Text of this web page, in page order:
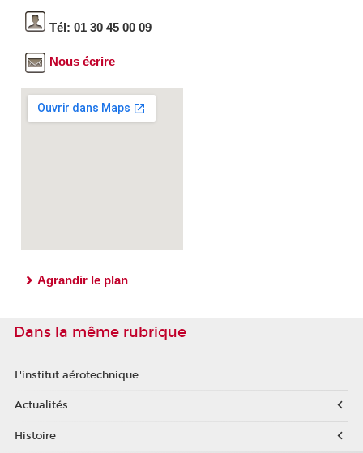
Tél: 01 30 45 00 09
Nous écrire
Agrandir le plan
Dans la même rubrique
L'institut aérotechnique
Actualités
Histoire